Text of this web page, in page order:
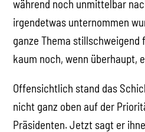
während noch unmittelbar
irgendetwas unternommen
ganze Thema stillschweigend
kaum noch, wenn überhaupt,
Offensichtlich stand das
nicht ganz oben auf der
Präsidenten. Jetzt sagt er